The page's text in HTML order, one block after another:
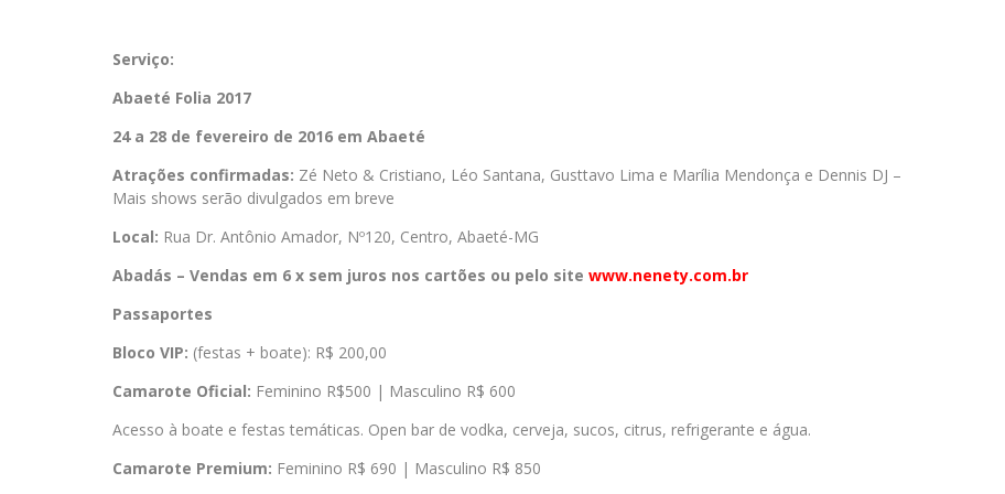
Serviço:
Abaeté Folia 2017
24 a 28 de fevereiro de 2016 em Abaeté
Atrações confirmadas: Zé Neto & Cristiano, Léo Santana, Gusttavo Lima e Marília Mendonça e Dennis DJ –
Mais shows serão divulgados em breve
Local: Rua Dr. Antônio Amador, Nº120, Centro, Abaeté-MG
Abadás – Vendas em 6 x sem juros nos cartões ou pelo site www.nenety.com.br
Passaportes
Bloco VIP: (festas + boate): R$ 200,00
Camarote Oficial: Feminino R$500 | Masculino R$ 600
Acesso à boate e festas temáticas. Open bar de vodka, cerveja, sucos, citrus, refrigerante e água.
Camarote Premium: Feminino R$ 690 | Masculino R$ 850